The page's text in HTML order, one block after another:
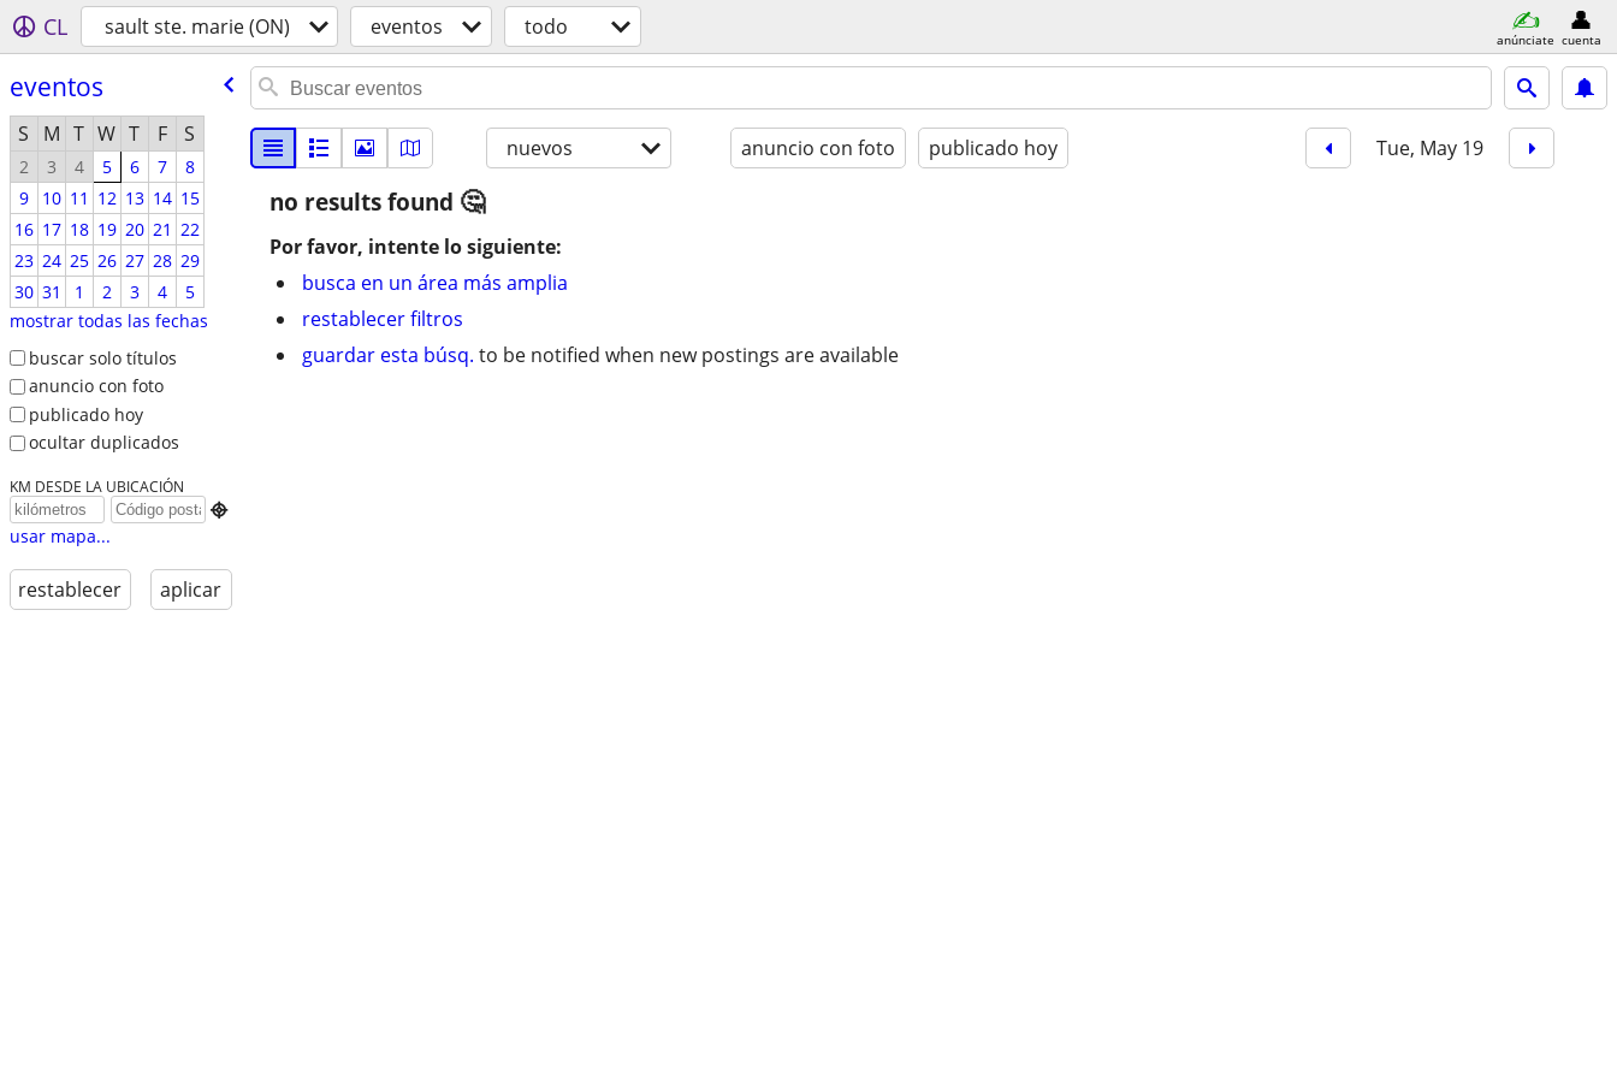
CL sault ste. marie (ON) eventos todo anúnciate cuenta
eventos
S M T W T F S
2 3 4 5 6 7
8
9
10 11 12 13 14 15
16 17 18 19 20 21 22
23 24 25 26 27 28 29
30 31 1 2 3 4
5
mostrar todas las fechas
buscar solo títulos
anuncio con foto
publicado hoy
ocultar duplicados
KM DESDE LA UBICACIÓN

usar mapa...
restablecer aplicar
nuevos anuncio con foto publicado hoy Tue, May 19
no results found
Por favor, intente lo siguiente:
busca en un área más amplia
restablecer filtros
guardar esta búsq. to be notified when new postings are available